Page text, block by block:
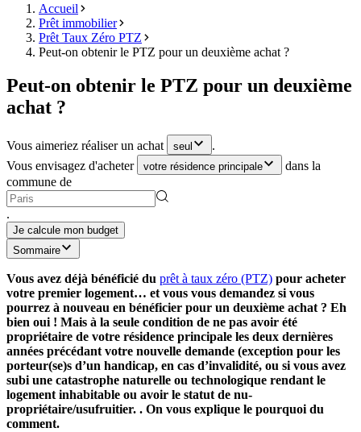
Accueil
Prêt immobilier
Prêt Taux Zéro PTZ
Peut-on obtenir le PTZ pour un deuxième achat ?
Peut-on obtenir le PTZ pour un deuxième
achat ?
Vous aimeriez réaliser un achat seul
.
Vous envisagez d'acheter
votre résidence principale
dans la
commune de
.
Je calcule mon budget
Sommaire
Vous avez déjà bénéficié du prêt à taux zéro (PTZ) pour acheter
votre premier logement… et vous vous demandez si vous
pourrez à nouveau en bénéficier pour un deuxième achat ? Eh
bien oui ! Mais à la seule condition de ne pas avoir été
propriétaire de votre résidence principale les deux dernières
années précédant votre nouvelle demande (exception pour les
porteur(se)s d’un handicap, en cas d’invalidité, ou si vous avez
subi une catastrophe naturelle ou technologique rendant le
logement inhabitable ou avoir le statut de nu-
propriétaire/usufruitier. . On vous explique le pourquoi du
comment.